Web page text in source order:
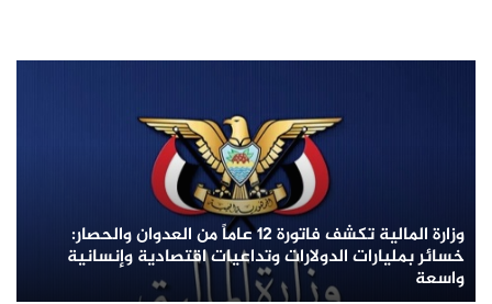
وزارة المالية تكشف فاتورة 12 عاماً من العدوان والحصار:
خسائر بمليارات الدولارات وتداعيات اقتصادية وإنسانية
واسعة